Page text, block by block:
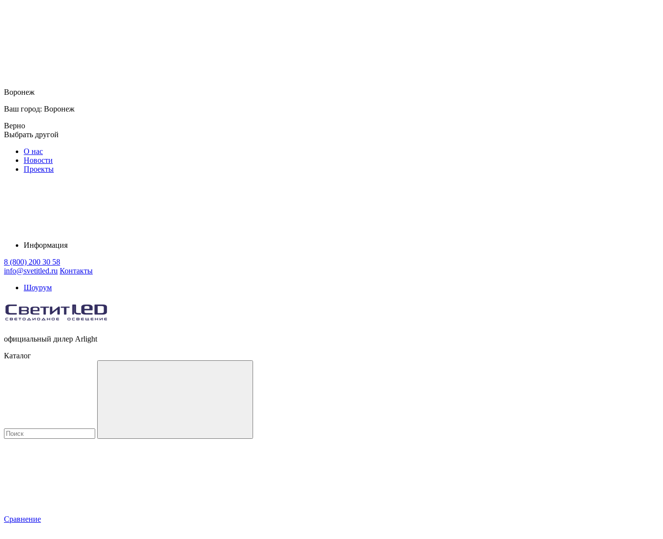
Воронеж
Ваш город: Воронеж
Верно
Выбрать другой
О нас
Новости
Проекты
Информация
8 (800) 200 30 58
info@svetitled.ru Контакты
Шоурум
официальный дилер Arlight
Каталог
Сравнение